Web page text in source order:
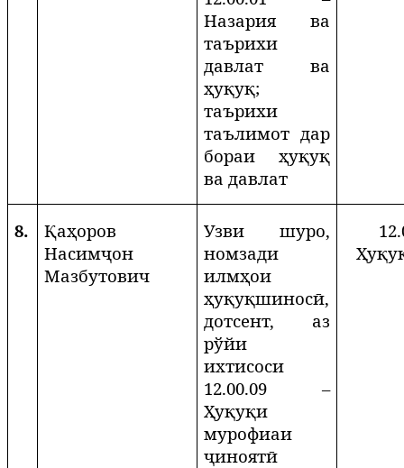
Назария ва
таърихи
давлат ва
ҳуқуқ;
таърихи
таълимот дар
бораи ҳуқуқ
ва давлат
8.
Қаҳоров
Насимҷон
Мазбутович
Узви шуро,
номзади
илмҳои
ҳуқуқшиносӣ,
дотсент, аз
рўйи
ихтисоси
12.00.09 –
Ҳуқуқи
мурофиаи
ҷиноятӣ